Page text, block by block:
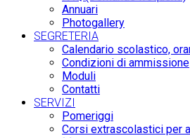
Annuari
Photogallery
SEGRETERIA
Calendario scolastico,
Condizioni di ammissione
Moduli
Contatti
SERVIZI
Pomeriggi
Corsi extrascolastici per